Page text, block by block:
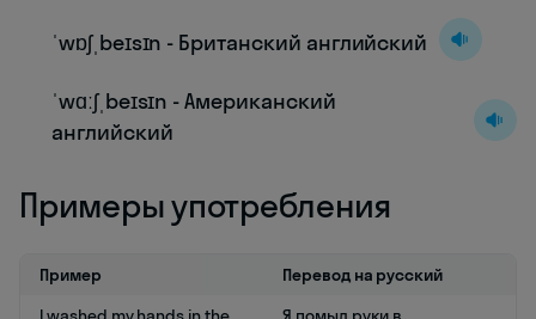
ˈwɒʃˌbeɪsɪn - Британский английский
ˈwɑːʃˌbeɪsɪn - Американский
английский
Примеры употребления
Пример
Перевод на русский